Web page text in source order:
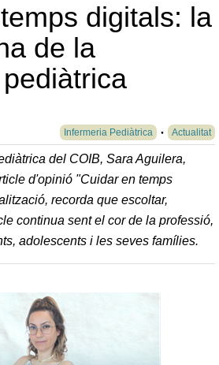
digitals: la
de la
Infermeria Pediàtrica
Actualitat
del COIB, Sara Aguilera,
d'opinió "Cuidar en temps
recorda que escoltar,
continua sent el cor de la professió,
adolescents i les seves famílies.